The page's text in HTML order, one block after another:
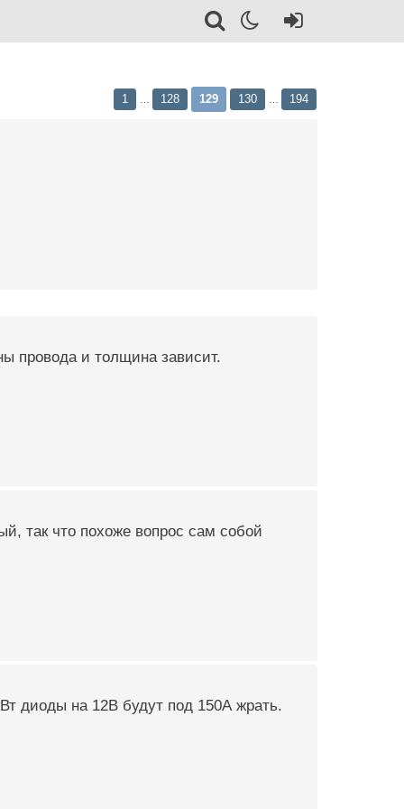
1 128 129 130 194
провода и толщина зависит.
так что похоже вопрос сам собой
диоды на 12В будут под 150А жрать.